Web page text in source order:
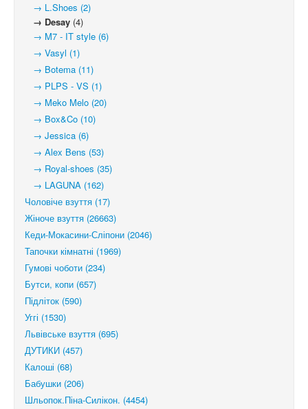
→ L.Shoes (2)
→ Desay (4)
→ M7 - IT style (6)
→ Vasyl (1)
→ Botema (11)
→ PLPS - VS (1)
→ Meko Melo (20)
→ Box&Co (10)
→ Jessica (6)
→ Alex Bens (53)
→ Royal-shoes (35)
→ LAGUNA (162)
Чоловіче взуття (17)
Жіноче взуття (26663)
Кеди-Мокасини-Сліпони (2046)
Тапочки кімнатні (1969)
Гумові чоботи (234)
Бутси, копи (657)
Підліток (590)
Уггі (1530)
Львівське взуття (695)
ДУТИКИ (457)
Калоші (68)
Бабушки (206)
Шльопок.Піна-Силікон. (4454)